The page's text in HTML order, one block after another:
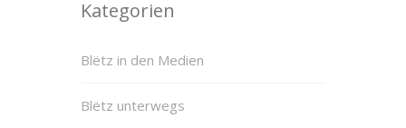
Kategorien
Blëtz in den Medien
Blëtz unterwegs